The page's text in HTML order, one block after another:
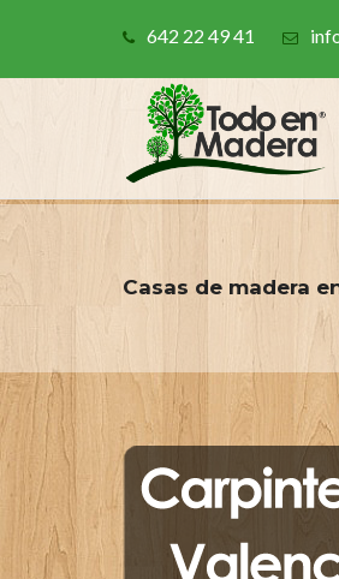
642 22 49 41
Casas de madera